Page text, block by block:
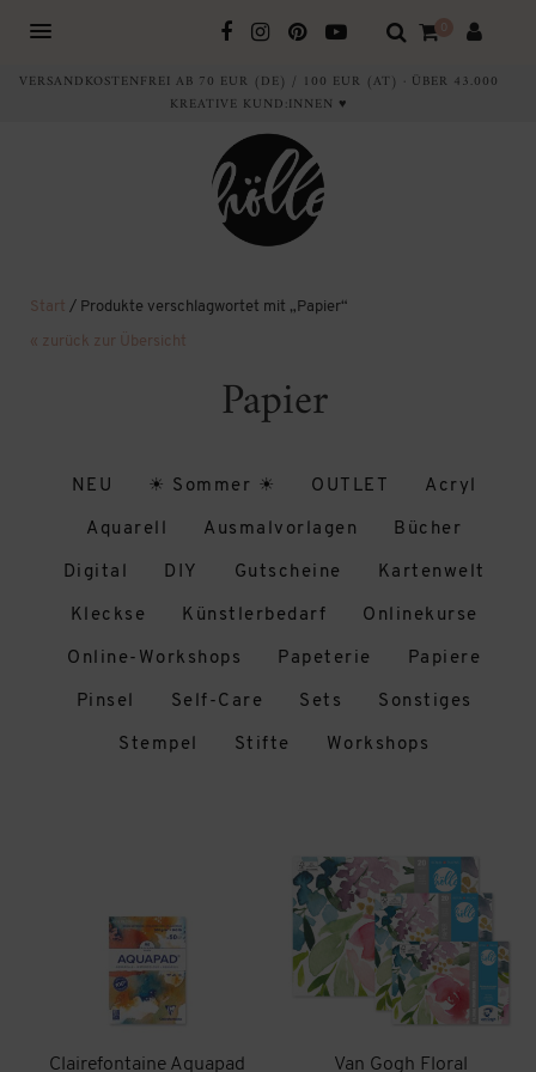
0
VERSANDKOSTENFREI AB 70 EUR (DE) / 100 EUR (AT) · ÜBER 43.000
KREATIVE KUND:INNEN ♥
Start / Produkte verschlagwortet mit „Papier“
« zurück zur Übersicht
Papier
NEU ☀ Sommer ☀ OUTLET Acryl
Aquarell Ausmalvorlagen Bücher
Digital DIY Gutscheine Kartenwelt
Kleckse Künstlerbedarf Onlinekurse
Online-Workshops Papeterie Papiere
Pinsel Self-Care Sets Sonstiges
Stempel Stifte Workshops
Clairefontaine Aquapad
Van Gogh Floral